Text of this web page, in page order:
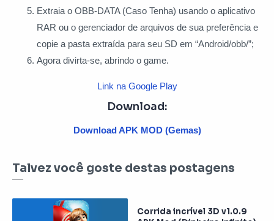
Extraia o OBB-DATA (Caso Tenha) usando o aplicativo
RAR ou o gerenciador de arquivos de sua preferência e
copie a pasta extraída para seu SD em “Android/obb/”;
Agora divirta-se, abrindo o game.
Link na Google Play
Download:
Download APK MOD (Gemas)
Talvez você goste destas postagens
Corrida incrível 3D v1.0.9